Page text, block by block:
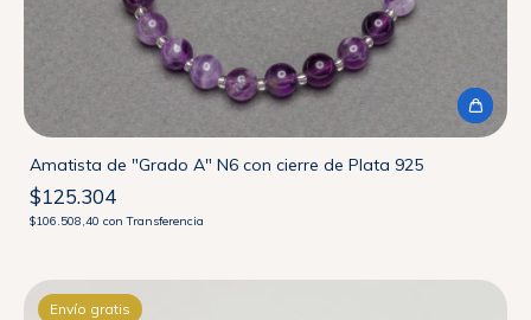
Amatista de "Grado A" N6 con cierre de Plata 925
$125.304
$106.508,40 con Transferencia
Envío gratis